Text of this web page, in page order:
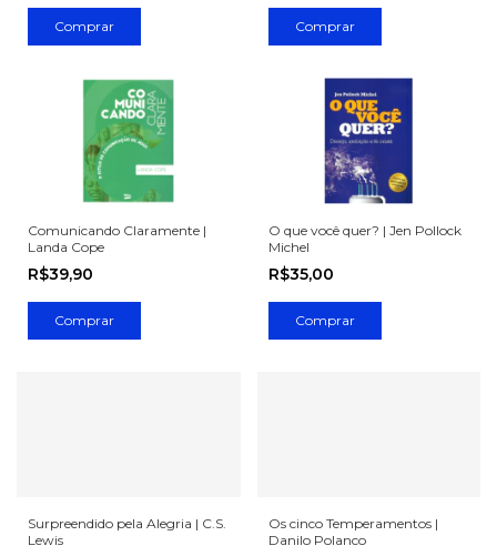
Comunicando Claramente |
Landa Cope
R$39,90
O que você quer? | Jen Pollock
Michel
R$35,00
Surpreendido pela Alegria | C.S.
Lewis
Os cinco Temperamentos |
Danilo Polanco